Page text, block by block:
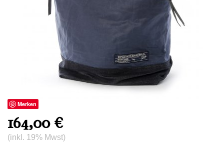
Merken
164,00 €
(inkl. 19% Mwst)